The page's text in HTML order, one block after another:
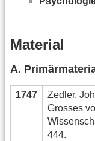
Material
A.
1747 Zedler,
Grosses
444.